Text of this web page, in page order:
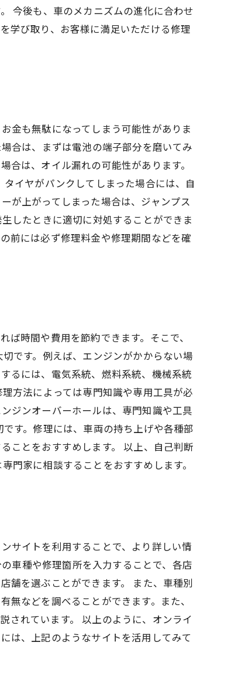
今後も、車のメカニズムの進化に合わせ
学び取り、お客様に満足いただける修理
金も無駄になってしまう可能性がありま
合は、まずは電池の端子部分を磨いてみ
は、オイル漏れの可能性があります。
イヤがパンクしてしまった場合には、自
が上がってしまった場合は、ジャンプス
したときに適切に対処することができま
前には必ず修理料金や修理期間などを確
時間や費用を節約できます。そこで、
です。例えば、エンジンがかからない場
るには、電気系統、燃料系統、機械系統
方法によっては専門知識や専用工具が必
ジンオーバーホールは、専門知識や工具
す。修理には、車両の持ち上げや各種部
ことをおすすめします。 以上、自己判断
門家に相談することをおすすめします。
サイトを利用することで、より詳しい情
車種や修理箇所を入力することで、各店
舗を選ぶことができます。 また、車種別
などを調べることができます。また、
されています。 以上のように、オンライ
は、上記のようなサイトを活用してみて